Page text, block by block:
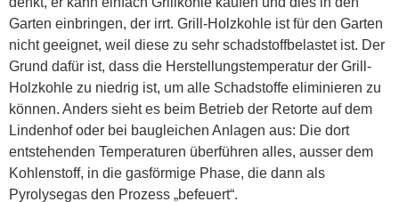
Garten einbringen, der irrt. Grill-Holzkohle ist für den Garten
nicht geeignet, weil diese zu sehr schadstoffbelastet ist. Der
Grund dafür ist, dass die Herstellungstemperatur der Grill-
Holzkohle zu niedrig ist, um alle Schadstoffe eliminieren zu
können. Anders sieht es beim Betrieb der Retorte auf dem
Lindenhof oder bei baugleichen Anlagen aus: Die dort
entstehenden Temperaturen überführen alles, ausser dem
Kohlenstoff, in die gasförmige Phase, die dann als
Pyrolysegas den Prozess „befeuert“.